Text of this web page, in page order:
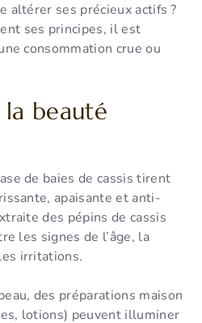
altérer ses précieux actifs ?
ses principes, il est
consommation crue ou
la beauté
de baies de cassis tirent
apaisante et anti-
des pépins de cassis
les signes de l’âge, la
irritations.
des préparations maison
lotions) peuvent illuminer